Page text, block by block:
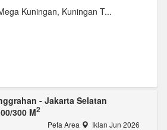
Kuningan, Kuningan T...
- Jakarta Selatan
300 M2
Peta Area Iklan Jun 2026